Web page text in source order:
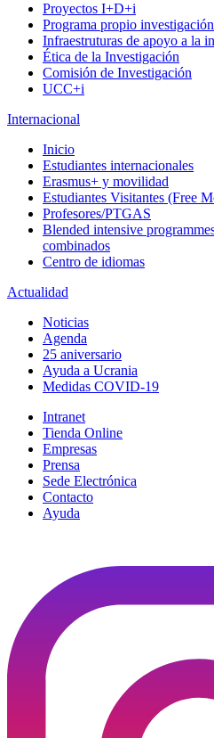
Proyectos I+D+i
Programa propio investigación
Infraestruturas de apoyo a la
Ética de la Investigación
Comisión de Investigación
UCC+i
Internacional
Inicio
Estudiantes internacionales
Erasmus+ y movilidad
Estudiantes Visitantes (Free
Profesores/PTGAS
Blended intensive
combinados
Centro de idiomas
Actualidad
Noticias
Agenda
25 aniversario
Ayuda a Ucrania
Medidas COVID-19
Intranet
Tienda Online
Empresas
Prensa
Sede Electrónica
Contacto
Ayuda